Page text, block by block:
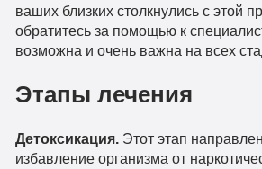
ваших близких столкнулись с этой
обратитесь за помощью к
возможна и очень важна на всех
Этапы лечения
Детоксикация.Этот этап
избавление организма от